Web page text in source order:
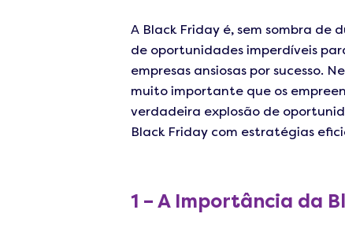
A Black Friday é, sem sombra de
de oportunidades imperdíveis
empresas ansiosas por sucesso.
muito importante que os
verdadeira explosão de
Black Friday com estratégias
1 – A Importância da